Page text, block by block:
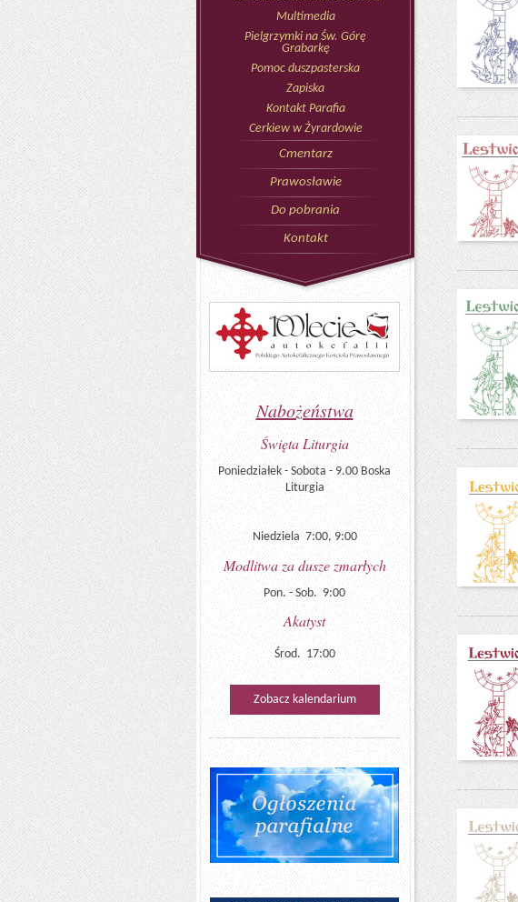
Multimedia
Pielgrzymki na Św. Górę
Grabarkę
Pomoc duszpasterska
Zapiska
Kontakt Parafia
Cerkiew w Żyrardowie
Cmentarz
Prawosławie
Do pobrania
Kontakt
Nabożeństwa
Święta Liturgia
Poniedziałek - Sobota - 9.00 Boska
Liturgia
Niedziela 7:00, 9:00
Modlitwa za dusze zmarłych
Pon. - Sob. 9:00
Akatyst
Środ. 17:00
Zobacz kalendarium